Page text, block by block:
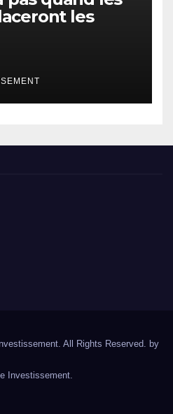
les
All Rights Reserved. by
Investissement.